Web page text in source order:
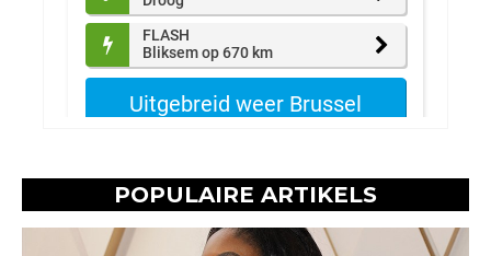
POPULAIRE ARTIKELS